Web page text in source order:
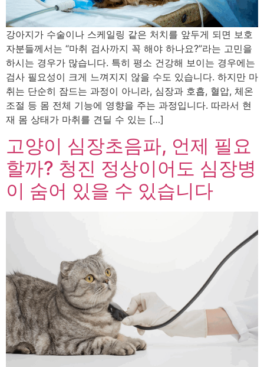
강아지가 수술이나 스케일링 같은 처치를 앞두게 되면 보호
자분들께서는 “마취 검사까지 꼭 해야 하나요?”라는 고민을
하시는 경우가 많습니다. 특히 평소 건강해 보이는 경우에는
검사 필요성이 크게 느껴지지 않을 수도 있습니다. 하지만 마
취는 단순히 잠드는 과정이 아니라, 심장과 호흡, 혈압, 체온
조절 등 몸 전체 기능에 영향을 주는 과정입니다. 따라서 현
재 몸 상태가 마취를 견딜 수 있는 […]
고양이 심장초음파, 언제 필요
할까? 청진 정상이어도 심장병
이 숨어 있을 수 있습니다